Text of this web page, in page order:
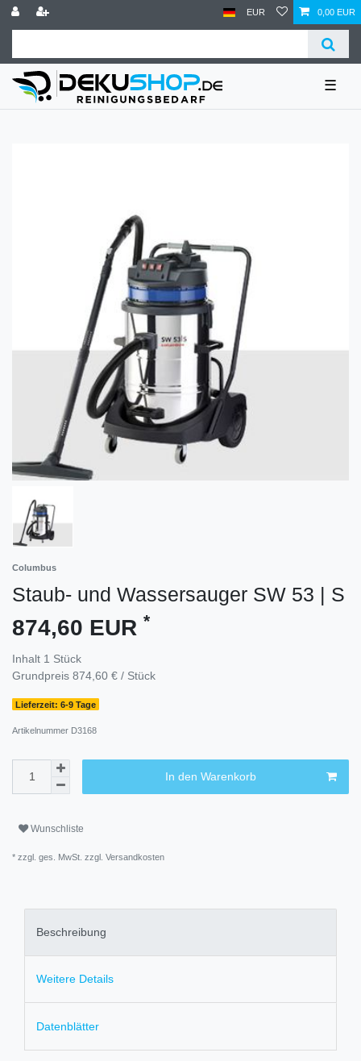
EUR 0,00 EUR
☰
Columbus
Staub- und Wassersauger SW 53 | S
874,60 EUR *
Inhalt 1 Stück
Grundpreis 874,60 € / Stück
Lieferzeit: 6-9 Tage
Artikelnummer D3168
In den Warenkorb
Wunschliste
* zzgl. ges. MwSt. zzgl. Versandkosten
Beschreibung
Weitere Details
Datenblätter